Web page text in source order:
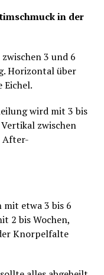
in der
3 und 6
Horizontal über
Eichel.
wird mit 3 bis
zwischen
After-
mit etwa 3 bis 6
2 bis Wochen,
Knorpelfalte